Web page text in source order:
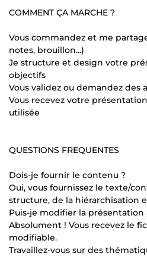
COMMENT ÇA MARCHE ?
Vous commandez et me
notes, brouillon...)
Je structure et design votre
objectifs
Vous validez ou demandez des
Vous recevez votre
utilisée
QUESTIONS FREQUENTES
Dois-je fournir le contenu ?
Oui, vous fournissez le texte/
structure, de la hiérarchisation
Puis-je modifier la présentation
Absolument ! Vous recevez le
modifiable.
Travaillez-vous sur des